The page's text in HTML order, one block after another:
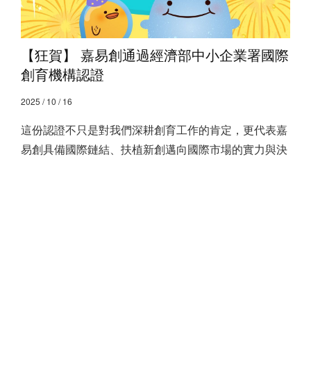
【狂賀】 嘉易創通過經濟部中小企業署國際
創育機構認證
2025 / 10 / 16
這份認證不只是對我們深耕創育工作的肯定，更代表嘉
易創具備國際鏈結、扶植新創邁向國際市場的實力與決